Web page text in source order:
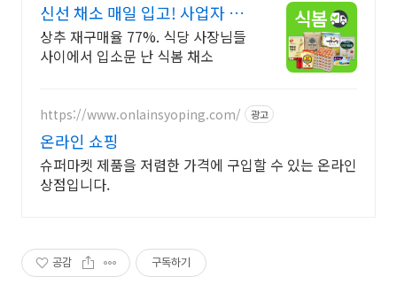
신선 채소 매일 입고! 사업자 전
용 특가
상추 재구매율 77%. 식당 사장님들
사이에서 입소문 난 식봄 채소
https://www.onlainsyoping.com/ 광고
온라인 쇼핑
슈퍼마켓 제품을 저렴한 가격에 구입할 수 있는 온라인
상점입니다.
공감 구독하기